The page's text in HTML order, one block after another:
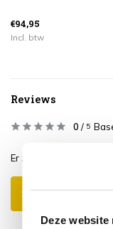
Deze
€94,95
Incl. btw
Reviews
0 / 5
Er zijn nog geen
Schrijf je eigen